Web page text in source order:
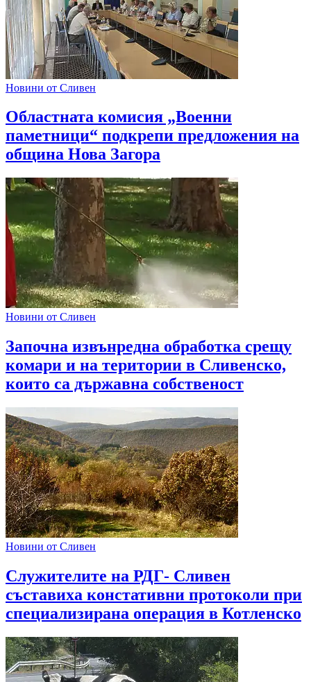
Новини от Сливен
Областната комисия „Военни
паметници“ подкрепи предложения на
община Нова Загора
Новини от Сливен
Започна извънредна обработка срещу
комари и на територии в Сливенско,
които са държавна собственост
Новини от Сливен
Служителите на РДГ- Сливен
съставиха констативни протоколи при
специализирана операция в Котленско